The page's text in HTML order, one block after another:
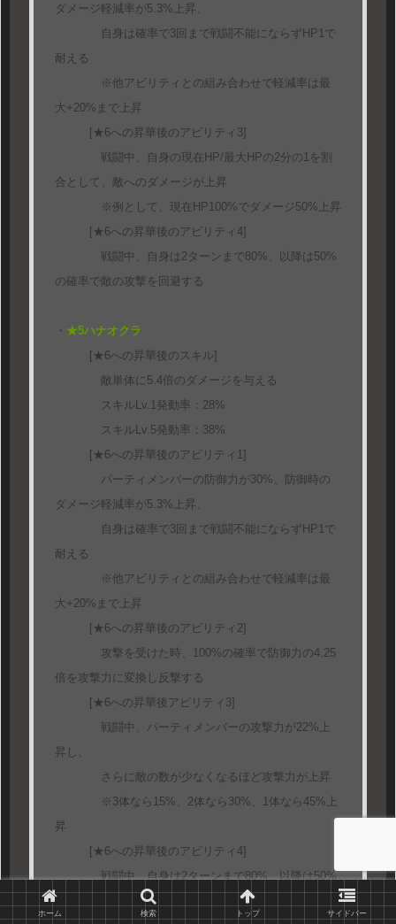
ダメージ軽減率が5.3%上昇、
自身は確率で3回まで戦闘不能にならずHP1で
耐える
※他アビリティとの組み合わせで軽減率は最
大+20%まで上昇
[★6への昇華後のアビリティ3]
戦闘中、自身の現在HP/最大HPの2分の1を割
合として、敵へのダメージが上昇
※例として、現在HP100%でダメージ50%上昇
[★6への昇華後のアビリティ4]
戦闘中、自身は2ターンまで80%、以降は50%
の確率で敵の攻撃を回避する
・ ★5ハナオクラ
[★6への昇華後のスキル]
敵単体に5.4倍のダメージを与える
スキルLv.1発動率：28%
スキルLv.5発動率：38%
[★6への昇華後のアビリティ1]
パーティメンバーの防御力が30%、防御時の
ダメージ軽減率が5.3%上昇、
自身は確率で3回まで戦闘不能にならずHP1で
耐える
※他アビリティとの組み合わせで軽減率は最
大+20%まで上昇
[★6への昇華後のアビリティ2]
攻撃を受けた時、100%の確率で防御力の4.25
倍を攻撃力に変換し反撃する
[★6への昇華後アビリティ3]
戦闘中、パーティメンバーの攻撃力が22%上
昇し、
さらに敵の数が少なくなるほど攻撃力が上昇
※3体なら15%、2体なら30%、1体なら45%上
昇
[★6への昇華後のアビリティ4]
戦闘中、自身は2ターンまで80%、以降は50%
の確率で敵の攻撃を回避する
ホーム 検索 トップ サイドバー